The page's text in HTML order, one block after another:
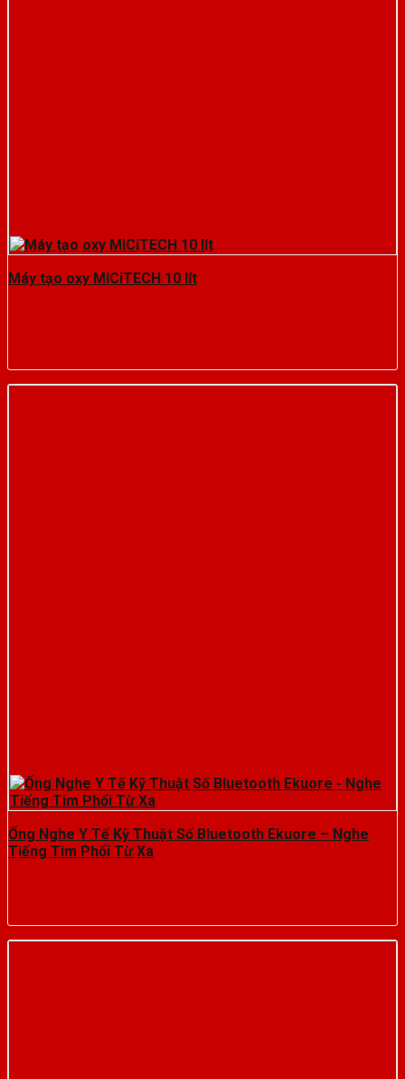
Máy tạo oxy MICiTECH 10 lít
Ống Nghe Y Tế Kỹ Thuật Số Bluetooth Ekuore – Nghe
Tiếng Tim Phổi Từ Xa